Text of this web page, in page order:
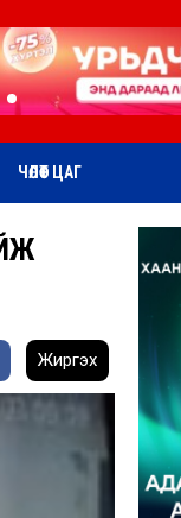
ЧӨЛӨӨТ ЦАГ
Жиргэх